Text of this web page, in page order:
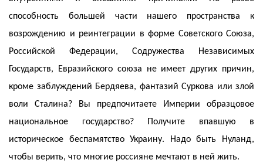
способность большей части нашего пространства к
возрождению и реинтеграции в форме Советского Союза,
Российской Федерации, Содружества Независимых
Государств, Евразийского союза не имеет других причин,
кроме заблуждений Бердяева, фантазий Суркова или злой
воли Сталина? Вы предпочитаете Империи образцовое
национальное государство? Получите впавшую в
историческое беспамятство Украину. Надо быть Нуланд,
чтобы верить, что многие россияне мечтают в ней жить.